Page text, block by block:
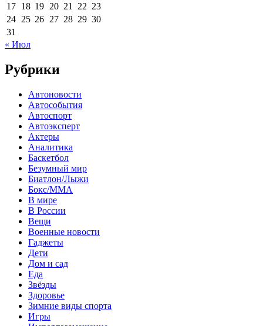
17 18 19 20 21 22 23
24 25 26 27 28 29 30
31
« Июл
Рубрики
Автоновости
Автособытия
Автоспорт
Автоэксперт
Актеры
Аналитика
Баскетбол
Безумный мир
Биатлон/Лыжи
Бокс/MMA
В мире
В России
Вещи
Военные новости
Гаджеты
Дети
Дом и сад
Еда
Звёзды
Здоровье
Зимние виды спорта
Игры